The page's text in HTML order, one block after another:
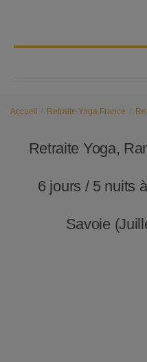
Accueil / Retraite Yoga France /
Retraite Yoga,
6 jours / 5 nuits
Savoie